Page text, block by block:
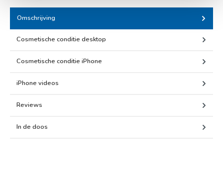
Omschrijving
Cosmetische conditie desktop
Cosmetische conditie iPhone
iPhone videos
Reviews
In de doos